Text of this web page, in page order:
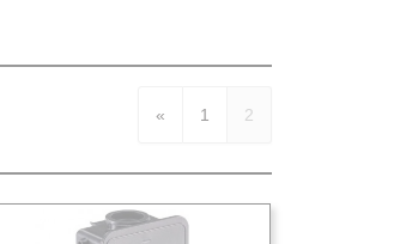
« 1 2